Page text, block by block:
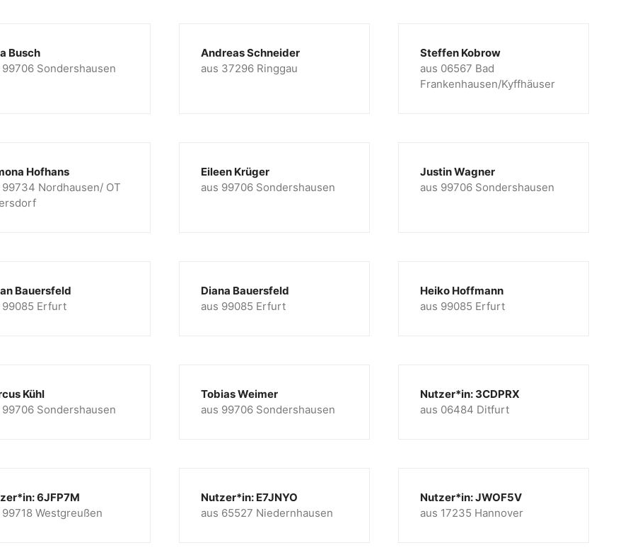
Busch
99706 Sondershausen
Andreas Schneider
aus 37296 Ringgau
Steffen Kobrow
aus 06567 Bad
Frankenhausen/Kyffhäuser
Hofhans
99734 Nordhausen/ OT
Eileen Krüger
aus 99706 Sondershausen
Justin Wagner
aus 99706 Sondershausen
Bauersfeld
99085 Erfurt
Diana Bauersfeld
aus 99085 Erfurt
Heiko Hoffmann
aus 99085 Erfurt
Kühl
99706 Sondershausen
Tobias Weimer
aus 99706 Sondershausen
Nutzer*in: 3CDPRX
aus 06484 Ditfurt
6JFP7M
99718 Westgreußen
Nutzer*in: E7JNYO
aus 65527 Niedernhausen
Nutzer*in: JWOF5V
aus 17235 Hannover